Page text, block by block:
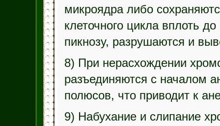
микроядра либо
клеточного цикла вплоть
пикнозу, разрушаются и
8) При нерасхождении
разъединяются с началом
полюсов, что приводит к
9) Набухание и слипание